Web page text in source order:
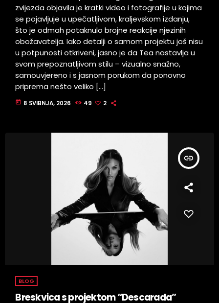
zvijezda objavila je kratki video i fotografije u kojima
se pojavljuje u upečatljivom, kraljevskom izdanju,
što je odmah potaknulo brojne reakcije njezinih
obožavatelja. Iako detalji o samom projektu još nisu
u potpunosti otkriveni, jasno je da Tea nastavlja u
svom prepoznatljivom stilu – vizualno snažno,
samouvjereno i s jasnom porukom da ponovno
priprema nešto veliko […]
today 8 SVIBNJA, 2026 49 2
insert_link
BLOG
Breskvica s projektom “Descarada”